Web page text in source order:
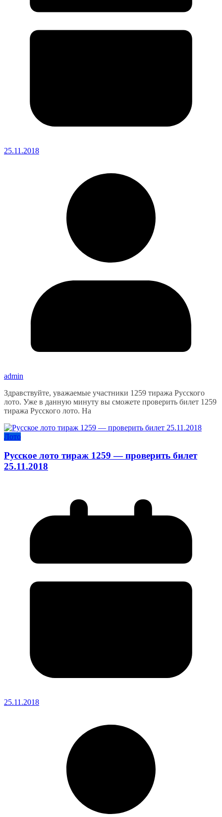
25.11.2018
admin
Здравствуйте, уважаемые участники 1259 тиража Русского
лото. Уже в данную минуту вы сможете проверить билет 1259
тиража Русского лото. На
Лото
Русское лото тираж 1259 — проверить билет
25.11.2018
25.11.2018